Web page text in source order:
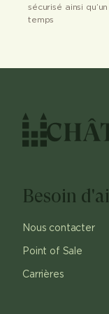
sécurisé ainsi
temps
Besoin
Nous contacter
Point of Sale
Carrières